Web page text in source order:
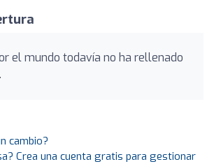
el mundo todavía no ha rellenado
cambio?
Crea una cuenta gratis para gestionar